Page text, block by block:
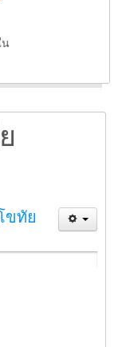
น
ขทัย